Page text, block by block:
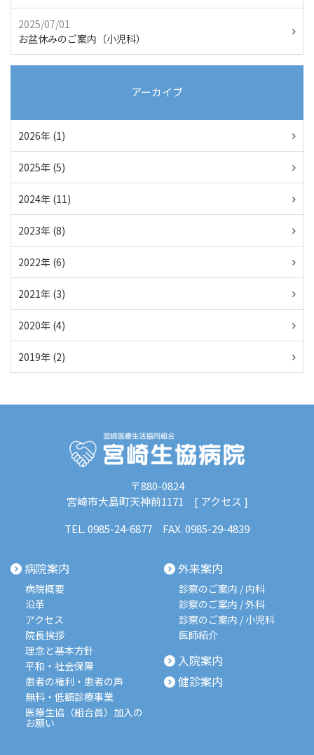
2025/07/01
お盆休みのご案内（小児科）
アーカイブ
2026年 (1)
2025年 (5)
2024年 (11)
2023年 (8)
2022年 (6)
2021年 (3)
2020年 (4)
2019年 (2)
〒880-0824
宮崎市大島町天神前1171 [ アクセス ]
TEL.0985-24-6877 FAX. 0985-29-4839
病院案内
病院概要
沿革
アクセス
院長挨拶
理念と基本方針
平和・社会保障
患者の権利・患者の声
無料・低額診療事業
医療生協（組合員）加入の
お願い
外来案内
診察のご案内 / 内科
診察のご案内 / 外科
診察のご案内 / 小児科
医師紹介
入院案内
健診案内